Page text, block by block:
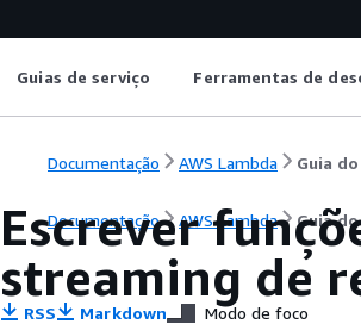
Guias de serviço Ferramentas de
Documentação AWS Lambda Guia
Documentação AWS Lambda Guia
Escrever
streaming de
RSS Markdown Modo de foco